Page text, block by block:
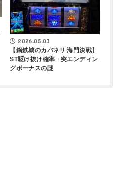
2026.05.03
【鋼鉄城のカバネリ 海門決戦】
ST駆け抜け確率・突エンディン
グボーナスの謎